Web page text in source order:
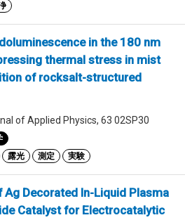
in the 180 nm
thermal stress in mist
of rocksalt-structured
of Applied Physics, 63 02SP30
露光 測定 実験
Ag Decorated In-Liquid Plasma
Catalyst for Electrocatalytic